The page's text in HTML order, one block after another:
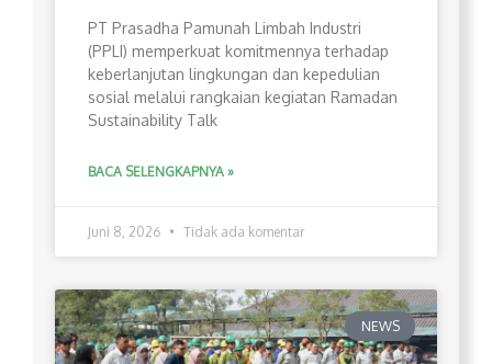
PT Prasadha Pamunah Limbah Industri
(PPLI) memperkuat komitmennya terhadap
keberlanjutan lingkungan dan kepedulian
sosial melalui rangkaian kegiatan Ramadan
Sustainability Talk
BACA SELENGKAPNYA »
Juni 8, 2026 Tidak ada komentar
NEWS